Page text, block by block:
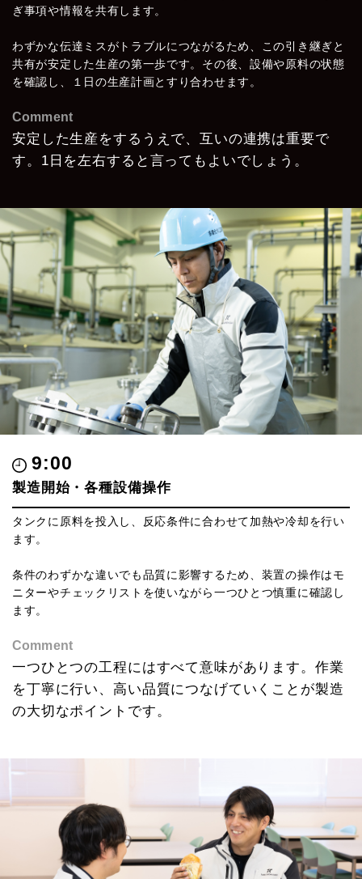
ぎ事項や情報を共有します。
わずかな伝達ミスがトラブルにつながるため、この引き継ぎと
共有が安定した生産の第一歩です。その後、設備や原料の状態
を確認し、１日の生産計画とすり合わせます。
Comment
安定した生産をするうえで、互いの連携は重要で
す。 1日を左右すると言ってもよいでしょう。
9:00
製造開始・各種設備操作
タンクに原料を投入し、反応条件に合わせて加熱や冷却を行い
ます。
条件のわずかな違いでも品質に影響するため、装置の操作はモ
ニターやチェックリストを使いながら一つひとつ慎重に確認し
ます。
Comment
一つひとつの工程にはすべて意味があります。 作業
を丁寧に行い、高い品質につなげていくことが製造
の大切なポイントです。